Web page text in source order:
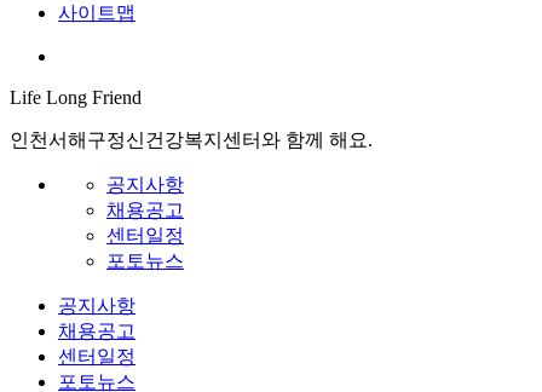
사이트맵
Life Long Friend
인천서해구정신건강복지센터와 함께 해요.
공지사항
채용공고
센터일정
포토뉴스
공지사항
채용공고
센터일정
포토뉴스